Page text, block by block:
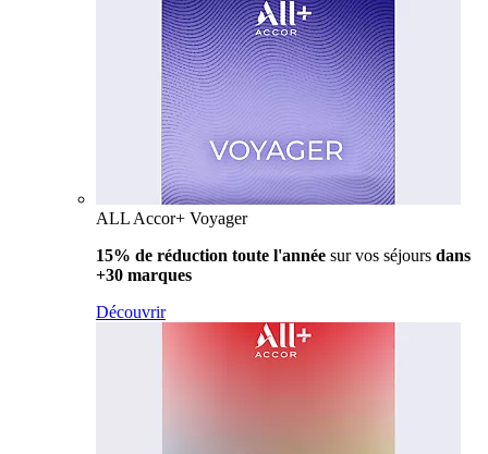
ALL Accor+ Voyager
15% de réduction toute l'année sur vos séjours dans
+30 marques
Découvrir